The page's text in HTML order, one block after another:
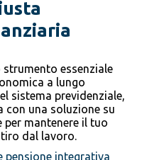
essenziale
a lungo
sistema previdenziale,
con una soluzione su
mantenere il tuo
dal lavoro.
pensione integrativa